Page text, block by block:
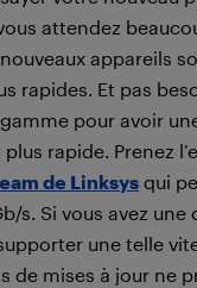
attendez
appareils
rapides. Et pas
pour avoir
rapide. Prenez
de Linksys qui
s. Si vous avez
une telle
de mises à jour ne